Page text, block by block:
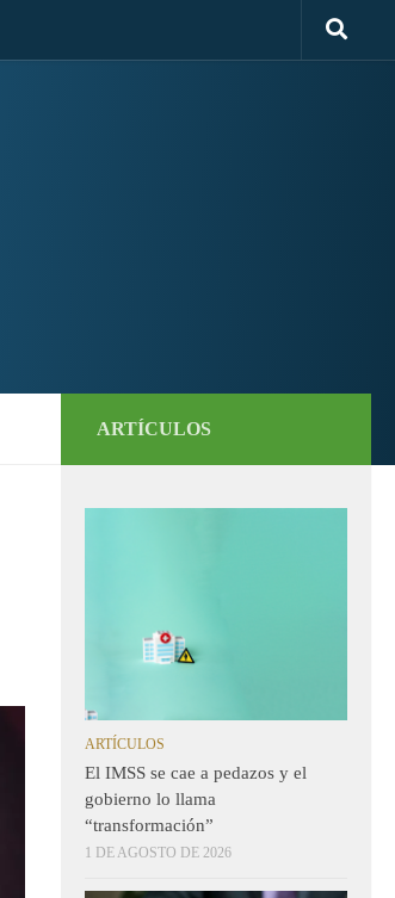
ARTÍCULOS
ARTÍCULOS
El IMSS se cae a pedazos y el
gobierno lo llama
“transformación”
1 DE AGOSTO DE 2026